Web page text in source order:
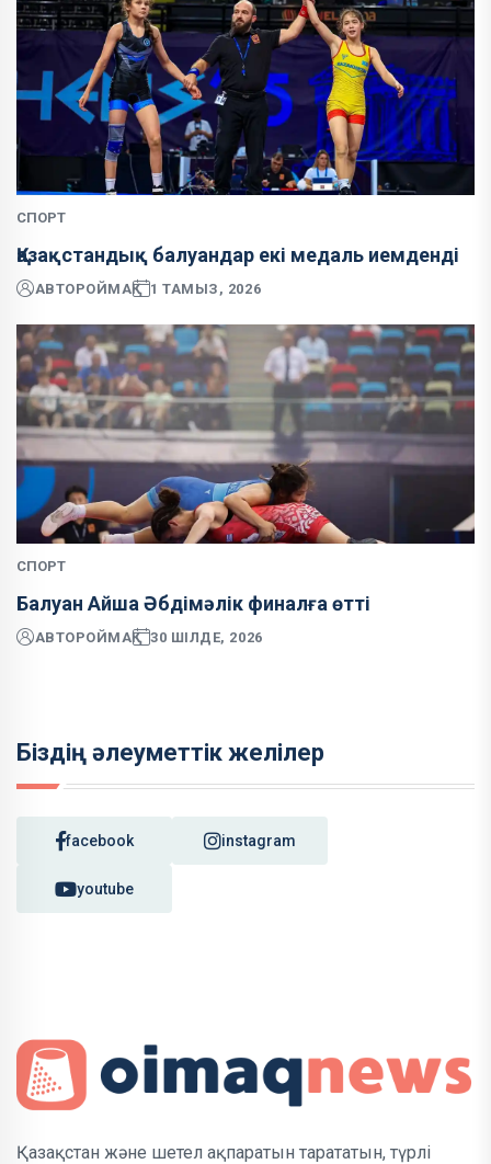
СПОРТ
Қазақстандық балуандар екі медаль иемденді
АВТОРОЙМАҚ 1 ТАМЫЗ, 2026
СПОРТ
Балуан Айша Әбдімәлік финалға өтті
АВТОРОЙМАҚ 30 ШІЛДЕ, 2026
Біздің әлеуметтік желілер
facebook instagram
youtube
Қазақстан және шетел ақпаратын тарататын, түрлі